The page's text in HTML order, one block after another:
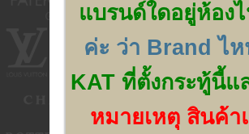
แบรนด์ใดอยู่ห้อง
ค่ะ ว่า Brand ไ
KAT ที่ตั้งกระทู้นี้แ
หมายเหตุ สินค้า